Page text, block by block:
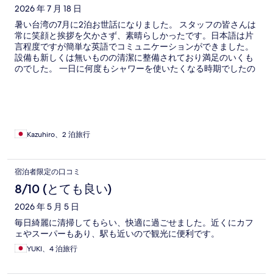
ミ
2026 年 7 月 18 日
暑い台湾の7月に2泊お世話になりました。 スタッフの皆さんは
常に笑顔と挨拶を欠かさず、素晴らしかったです。日本語は片
言程度ですが簡単な英語でコミュニケーションができました。
設備も新しくは無いものの清潔に整備されており満足のいくも
のでした。 一日に何度もシャワーを使いたくなる時期でしたの
市や迪化街、延三夜市などが徒歩圏とロケーションは最高で
Kazuhiro、2 泊旅行
宿泊者限定の口コミ
8/10 (とても良い)
2026 年 5 月 5 日
毎日綺麗に清掃してもらい、快適に過ごせました。近くにカフ
ェやスーパーもあり、駅も近いので観光に便利です。
YUKI、4 泊旅行